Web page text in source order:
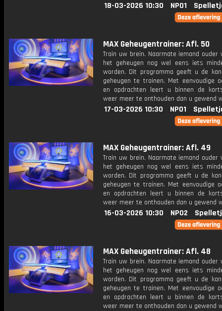
18-03-2026 10:30 NPO1
MAX Geheugentrainer: Afl. 50
Train uw brein. Naarmate iemand ouder
het geheugen nog wel eens iets
worden. Dit programma geeft u de
geheugen te trainen. Met eenvoudige
en opdrachten leert u binnen de
weer meer te onthouden dan u gewend
17-03-2026 10:30 NPO1
MAX Geheugentrainer: Afl. 49
Train uw brein. Naarmate iemand ouder
het geheugen nog wel eens iets
worden. Dit programma geeft u de
geheugen te trainen. Met eenvoudige
en opdrachten leert u binnen de
weer meer te onthouden dan u gewend
16-03-2026 10:30 NPO2
MAX Geheugentrainer: Afl. 48
Train uw brein. Naarmate iemand ouder
het geheugen nog wel eens iets
worden. Dit programma geeft u de
geheugen te trainen. Met eenvoudige
en opdrachten leert u binnen de
weer meer te onthouden dan u gewend